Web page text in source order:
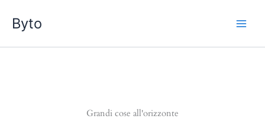
contenuto
Byto
Grandi cose all'orizzonte